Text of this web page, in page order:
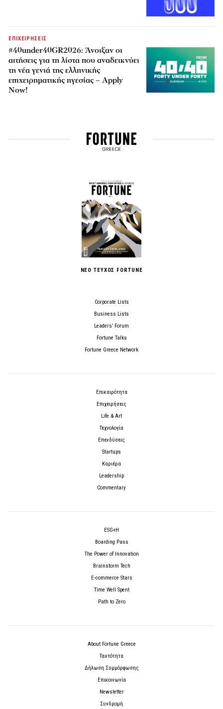
ΕΠΙΧΕΙΡΗΣΕΙΣ
#40under40GR2026: Άνοιξαν οι
αιτήσεις για τη λίστα που αναδεικνύει
τη νέα γενιά της ελληνικής
επιχειρηματικής ηγεσίας – Apply
Now!
ΝΕΟ ΤΕΥΧΟΣ FORTUNE
Corporate Lists
Business Lists
Leaders’ Forum
Fortune Talks
Fortune Greece Network
Επικαιρότητα
Επιχειρήσεις
Life & Art
Τεχνολογία
Επενδύσεις
Startups
Καριέρα
Leadership
Commentary
ESG+H
Boarding Pass
The Power of Innovation
Brainstorm Tech
E-commerce Stars
Time Well Spent
Path to Zero
About Fortune Greece
Ταυτότητα
Δήλωση Συμμόρφωσης
Επικοινωνία
Newsletter
Συνδρομή